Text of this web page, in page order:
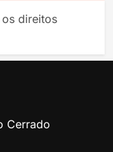
direitos
Cerrado